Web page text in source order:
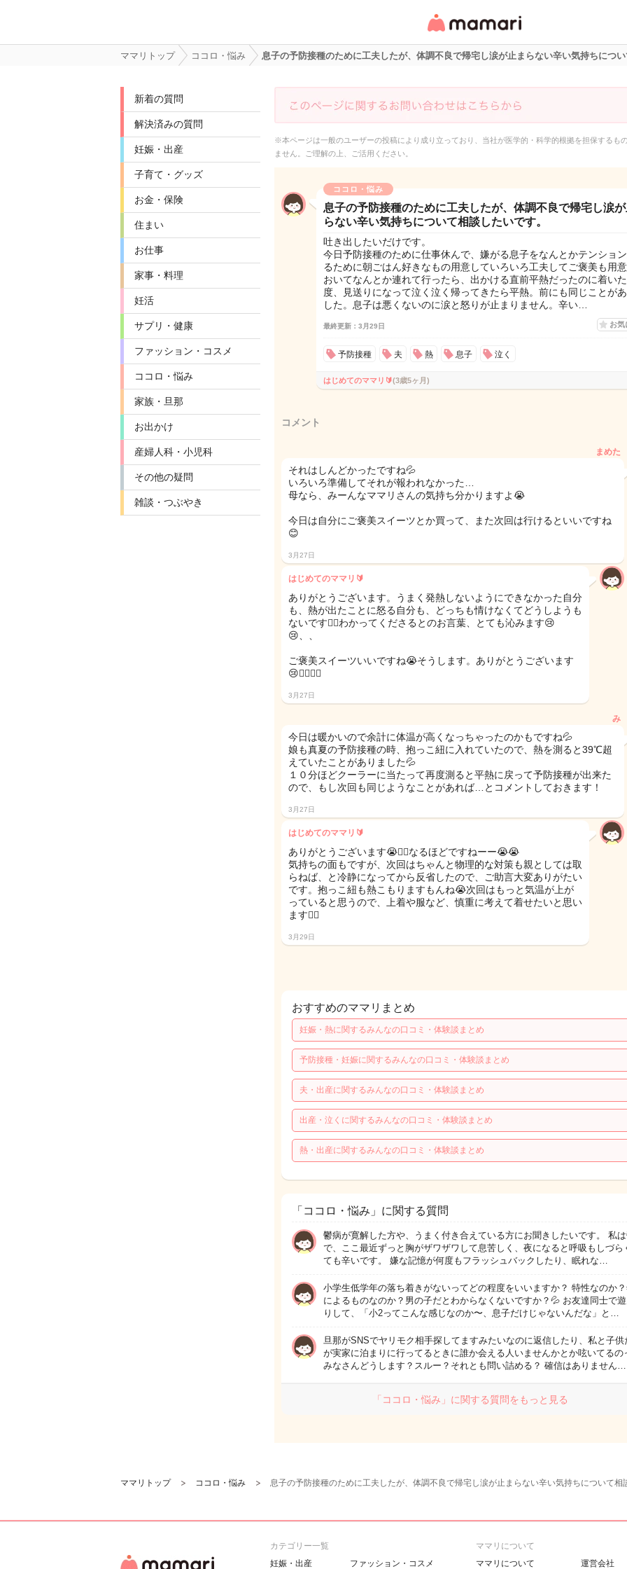
リ・情報サイト
ママリトップ ココロ・悩み 息子の予防接種のために工夫したが、体調不良で帰宅し涙が止まらない辛い気持ちについ
新着の質問
解決済みの質問
妊娠・出産
子育て・グッズ
お金・保険
住まい
お仕事
家事・料理
妊活
サプリ・健康
ファッション・コスメ
ココロ・悩み
家族・旦那
お出かけ
産婦人科・小児科
その他の疑問
雑談・つぶやき
※本ページは一般のユーザーの投稿により成り立っており、当社が医学的・科学的根拠を担保するも
ません。ご理解の上、ご活用ください。
ココロ・悩み
息子の予防接種のために工夫したが、体調不良で帰宅し涙が
らない辛い気持ちについて相談したいです。
吐き出したいだけです。
今日予防接種のために仕事休んで、嫌がる息子をなんとかテンショ
るために朝ごはん好きなもの用意していろいろ工夫してご褒美も用
おいてなんとか連れて行ったら、出かける直前平熱だったのに着い
度、見送りになって泣く泣く帰ってきたら平熱。前にも同じことが
した。息子は悪くないのに涙と怒りが止まりません。辛い…
最終更新：3月29日 お気
予防接種 夫 熱 息子 泣く
はじめてのママリ🔰(3歳5ヶ月)
コメント
まめた
それはしんどかったですね💦
いろいろ準備してそれが報われなかった…
母なら、みーんなママリさんの気持ち分かりますよ😭
今日は自分にご褒美スイーツとか買って、また次回は行けるといいですね
😊
3月27日
はじめてのママリ🔰
ありがとうございます。うまく発熱しないようにできなかった自分
も、熱が出たことに怒る自分も、どっちも情けなくてどうしようも
ないです🙇‍♀️わかってくださるとのお言葉、とても沁みます😢
😢、、
ご褒美スイーツいいですね😭そうします。ありがとうございます
😢🙇‍♀️🙇‍♀️
3月27日
み
今日は暖かいので余計に体温が高くなっちゃったのかもですね💦
娘も真夏の予防接種の時、抱っこ紐に入れていたので、熱を測ると39℃超
えていたことがありました💦
１０分ほどクーラーに当たって再度測ると平熱に戻って予防接種が出来た
ので、もし次回も同じようなことがあれば…とコメントしておきます！
3月27日
はじめてのママリ🔰
ありがとうございます😭🙇‍♀️なるほどですねーー😭😭
気持ちの面もですが、次回はちゃんと物理的な対策も親としては取
らねば、と冷静になってから反省したので、ご助言大変ありがたい
です。抱っこ紐も熱こもりますもんね😭次回はもっと気温が上が
っていると思うので、上着や服など、慎重に考えて着せたいと思い
ます🙇‍♀️
3月29日
おすすめのママリまとめ
妊娠・熱に関するみんなの口コミ・体験談まとめ
予防接種・妊娠に関するみんなの口コミ・体験談まとめ
夫・出産に関するみんなの口コミ・体験談まとめ
出産・泣くに関するみんなの口コミ・体験談まとめ
熱・出産に関するみんなの口コミ・体験談まとめ
「ココロ・悩み」に関する質問
鬱病が寛解した方や、うまく付き合えている方にお聞きしたいです。 私
で、ここ最近ずっと胸がザワザワして息苦しく、夜になると呼吸もしづら
ても辛いです。 嫌な記憶が何度もフラッシュバックしたり、眠れな…
小学生低学年の落ち着きがないってどの程度をいいますか？ 特性なのか
によるものなのか？男の子だとわからなくないですか？💦 お友達同士で
りして、「小2ってこんな感じなのか〜、息子だけじゃないんだな」と…
旦那がSNSでヤリモク相手探してますみたいなのに返信したり、私と子供
が実家に泊まりに行ってるときに誰か会える人いませんかとか呟いてるの
みなさんどうします？スルー？それとも問い詰める？ 確信はありません…
「ココロ・悩み」に関する質問をもっと見る
ママリトップ ココロ・悩み 息子の予防接種のために工夫したが、体調不良で帰宅し涙が止まらない辛い気持ちについて相
カテゴリー一覧
妊娠・出産
ファッション・コスメ
ママリについて
ママリについて
運営会社